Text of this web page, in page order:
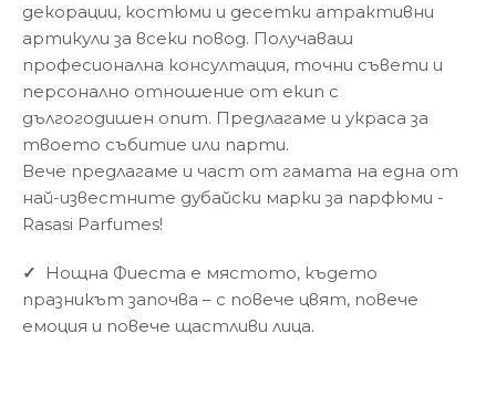
декорации, костюми и десетки атрактивни
артикули за всеки повод. Получаваш
професионална консултация, точни съвети и
персонално отношение от екип с
дългогодишен опит. Предлагаме и украса за
твоето събитие или парти.
Вече предлагаме и част от гамата на една от
най-известните дубайски марки за парфюми -
Rasasi Parfumes!
✓
Нощна Фиеста е мястото, където
празникът започва – с повече цвят, повече
емоция и повече щастливи лица.